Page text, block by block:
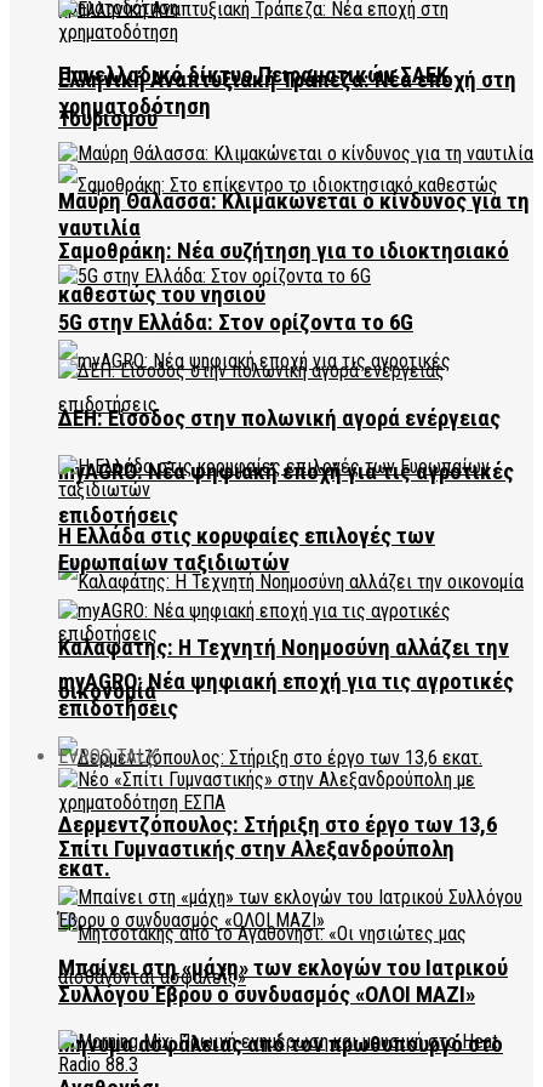
Πανελλαδικό δίκτυο Πειραματικών ΣΑΕΚ
Τουρισμού
Σαμοθράκη: Νέα συζήτηση για το ιδιοκτησιακό
καθεστώς του νησιού
myAGRO: Νέα ψηφιακή εποχή για τις αγροτικές
επιδοτήσεις
Καλαφάτης: Η Τεχνητή Νοημοσύνη αλλάζει την
οικονομία
Δερμεντζόπουλος: Στήριξη στο έργο των 13,6
εκατ.
Μήνυμα ασφάλειας από τον πρωθυπουργό στο
Ελληνική Αναπτυξιακή Τράπεζα: Νέα εποχή στη
χρηματοδότηση
Μαύρη Θάλασσα: Κλιμακώνεται ο κίνδυνος για τη
ναυτιλία
5G στην Ελλάδα: Στον ορίζοντα το 6G
ΔΕΗ: Είσοδος στην πολωνική αγορά ενέργειας
Η Ελλάδα στις κορυφαίες επιλογές των
Ευρωπαίων ταξιδιωτών
myAGRO: Νέα ψηφιακή εποχή για τις αγροτικές
επιδοτήσεις
EVROS TALK
Σπίτι Γυμναστικής στην Αλεξανδρούπολη
Μπαίνει στη «μάχη» των εκλογών του Ιατρικού
Συλλόγου Έβρου ο συνδυασμός «ΟΛΟΙ ΜΑΖΙ»